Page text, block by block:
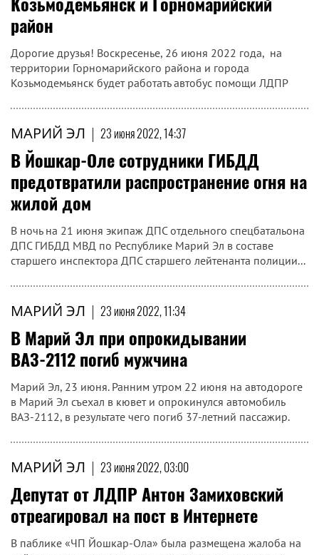
район
Дорогие друзья! Воскресенье, 26 июня 2022 года, на
территории Горномарийского района и города
Козьмодемьянск будет работать автобус помощи ЛДПР
МАРИЙ ЭЛ | 23 июня 2022, 14:37
В Йошкар-Оле сотрудники ГИБДД
предотвратили распространение огня на
жилой дом
В ночь на 21 июня экипаж ДПС отдельного спецбатальона
ДПС ГИБДД МВД по Республике Марий Эл в составе
старшего инспектора ДПС старшего лейтенанта полиции...
МАРИЙ ЭЛ | 23 июня 2022, 11:34
В Марий Эл при опрокидывании
ВАЗ-2112 погиб мужчина
Марий Эл, 23 июня. Ранним утром 22 июня на автодороге
в Марий Эл съехал в кювет и опрокинулся автомобиль
ВАЗ-2112, в результате чего погиб 37-летний пассажир.
МАРИЙ ЭЛ | 23 июня 2022, 03:00
Депутат от ЛДПР Антон Замиховский
отреагировал на пост в Интернете
В паблике «ЧП Йошкар-Ола» была размещена жалоба на